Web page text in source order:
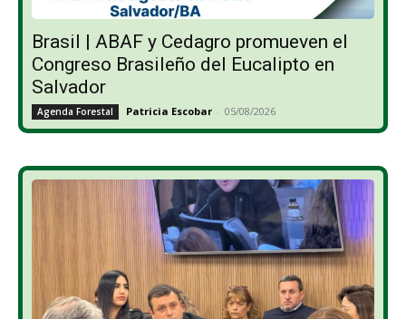
Brasil | ABAF y Cedagro promueven el
Congreso Brasileño del Eucalipto en
Salvador
Agenda Forestal Patricia Escobar - 05/08/2026